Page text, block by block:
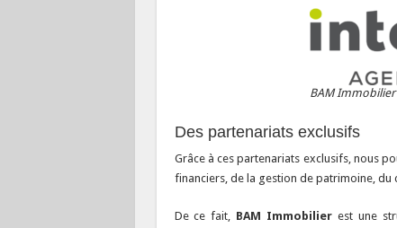
BAM
Des partenariats exclusifs
Grâce à ces partenariats exclusifs, nous
financiers, de la gestion de patrimoine, du
De ce fait, BAM Immobilier est une